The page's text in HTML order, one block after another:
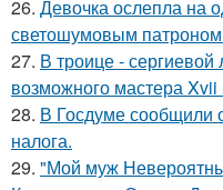
26. Девочка ослепла на
светошумовым
27. В троице -
возможного мастера Xvii
28. В Госдуме сообщили
налога.
29. "Мой муж